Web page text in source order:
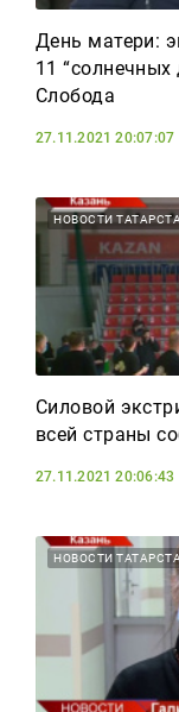
День матери:
11
Слобода
27.11.2021 20:07:07
НОВОСТИ
Силовой
всей страны
27.11.2021 20:06:43
НОВОСТИ